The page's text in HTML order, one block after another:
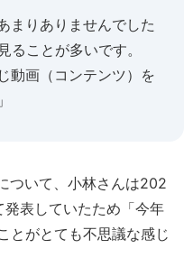
まりありませんでした
ることが多いです。
動画（コンテンツ）を
ついて、小林さんは202
表していたため「今年
とがとても不思議な感じ